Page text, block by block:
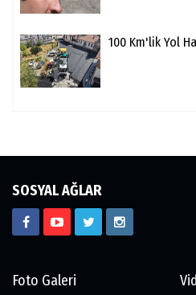
100 Km'lik Yol
SOSYAL AĞLAR
Foto Galeri